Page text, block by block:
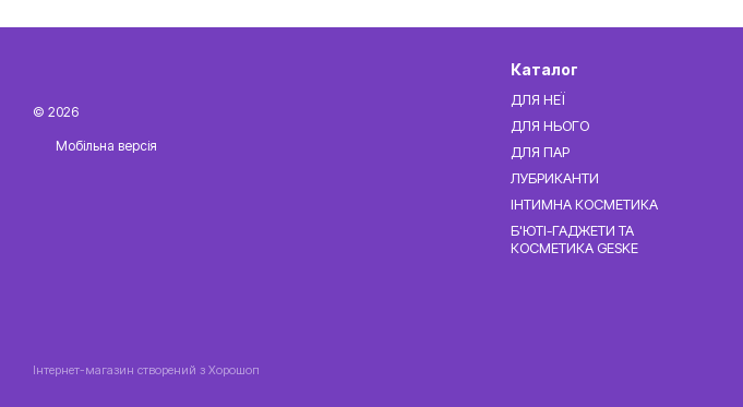
© 2026
Мобільна версія
Інтернет-магазин створений з Хорошоп
Каталог
ДЛЯ НЕЇ
ДЛЯ НЬОГО
ДЛЯ ПАР
ЛУБРИКАНТИ
ІНТИМНА КОСМЕТИКА
Б'ЮТІ-ГАДЖЕТИ ТА
КОСМЕТИКА GESKE